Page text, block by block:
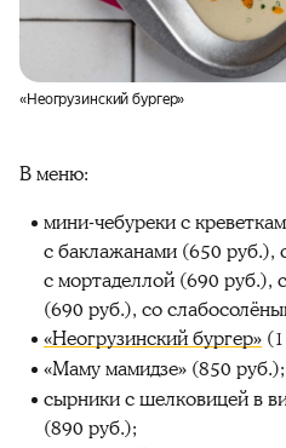
«Неогрузинский бургер»
В меню:
мини-чебуреки с
с баклажанами (650 руб.),
с мортаделлой (690 руб.),
(690 руб.), со
«Неогрузинский бургер»
«Маму мамидзе» (850 руб.);
сырники с шелковицей в
(890 руб.);